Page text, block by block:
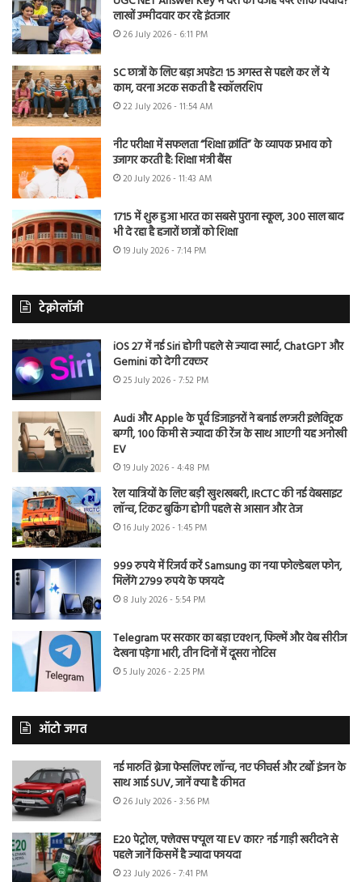
लाखों उम्मीदवार कर रहे इंतजार
26 July 2026 - 6:11 PM
SC छात्रों के लिए बड़ा अपडेट! 15 अगस्त से पहले कर लें ये
काम, वरना अटक सकती है स्कॉलरशिप
22 July 2026 - 11:54 AM
नीट परीक्षा में सफलता “शिक्षा क्रांति” के व्यापक प्रभाव को
उजागर करती है: शिक्षा मंत्री बैंस
20 July 2026 - 11:43 AM
1715 में शुरू हुआ भारत का सबसे पुराना स्कूल, 300 साल बाद
भी दे रहा है हजारों छात्रों को शिक्षा
19 July 2026 - 7:14 PM
टेक्नोलॉजी
iOS 27 में नई Siri होगी पहले से ज्यादा स्मार्ट, ChatGPT और
Gemini को देगी टक्कर
25 July 2026 - 7:52 PM
Audi और Apple के पूर्व डिजाइनरों ने बनाई लग्जरी इलेक्ट्रिक
बग्गी, 100 किमी से ज्यादा की रेंज के साथ आएगी यह अनोखी
EV
19 July 2026 - 4:48 PM
रेल यात्रियों के लिए बड़ी खुशखबरी, IRCTC की नई वेबसाइट
लॉन्च, टिकट बुकिंग होगी पहले से आसान और तेज
16 July 2026 - 1:45 PM
999 रुपये में रिजर्व करें Samsung का नया फोल्डेबल फोन,
मिलेंगे 2799 रुपये के फायदे
8 July 2026 - 5:54 PM
Telegram पर सरकार का बड़ा एक्शन, फिल्में और वेब सीरीज
देखना पड़ेगा भारी, तीन दिनों में दूसरा नोटिस
5 July 2026 - 2:25 PM
ऑटो जगत
नई मारुति ब्रेजा फेसलिफ्ट लॉन्च, नए फीचर्स और टर्बो इंजन के
साथ आई SUV, जानें क्या है कीमत
26 July 2026 - 3:56 PM
E20 पेट्रोल, फ्लेक्स फ्यूल या EV कार? नई गाड़ी खरीदने से
पहले जानें किसमें है ज्यादा फायदा
23 July 2026 - 7:41 PM